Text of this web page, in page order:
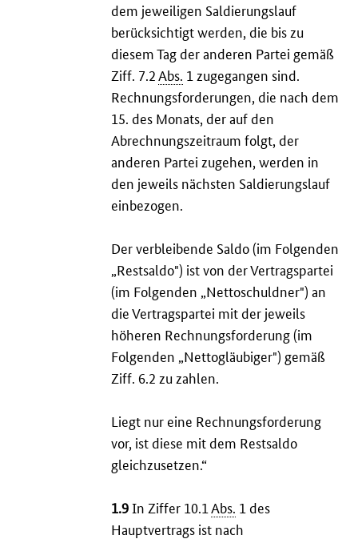
dem jeweiligen Saldierungslauf
berücksichtigt werden, die bis zu
diesem Tag der anderen Partei gemäß
Ziff. 7.2 Abs. 1 zugegangen sind.
Rechnungsforderungen, die nach dem
15. des Monats, der auf den
Abrechnungszeitraum folgt, der
anderen Partei zugehen, werden in
den jeweils nächsten Saldierungslauf
einbezogen.
Der verbleibende Saldo (im Folgenden
„Restsaldo") ist von der Vertragspartei
(im Folgenden „Nettoschuldner") an
die Vertragspartei mit der jeweils
höheren Rechnungsforderung (im
Folgenden „Nettogläubiger") gemäß
Ziff. 6.2 zu zahlen.
Liegt nur eine Rechnungsforderung
vor, ist diese mit dem Restsaldo
gleichzusetzen.“
1.9In Ziffer 10.1 Abs. 1 des
Hauptvertrags ist nach